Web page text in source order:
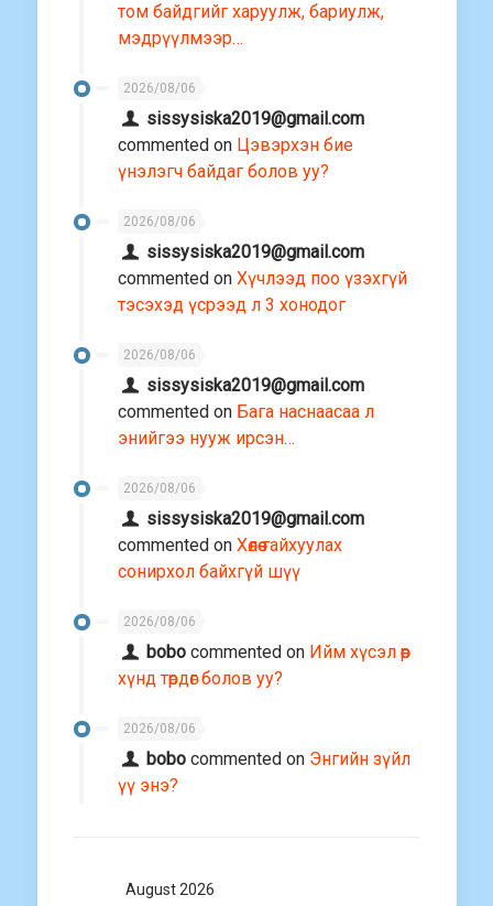
том байдгийг харуулж, бариулж,
мэдрүүлмээр…
2026/08/06
sissysiska2019@gmail.com
commented on Цэвэрхэн бие
үнэлэгч байдаг болов уу?
2026/08/06
sissysiska2019@gmail.com
commented on Хүчлээд поо үзэхгүй
тэсэхэд үсрээд л 3 хонодог
2026/08/06
sissysiska2019@gmail.com
commented on Бага наснаасаа л
энийгээ нууж ирсэн…
2026/08/06
sissysiska2019@gmail.com
commented on Хөлөө гайхуулах
сонирхол байхгүй шүү
2026/08/06
bobo commented on Ийм хүсэл өөр
хүнд төрдөг болов уу?
2026/08/06
bobo commented on Энгийн зүйл
үү энэ?
August 2026